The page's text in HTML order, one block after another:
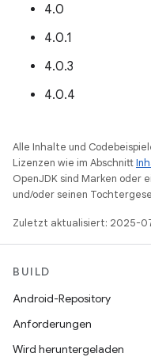
4.0
4.0.1
4.0.3
4.0.4
Alle Inhalte und
Lizenzen wie im Abschnitt
OpenJDK sind Marken oder
und/oder seinen
Zuletzt aktualisiert: 2025-
BUILD
Android-Repository
Anforderungen
Wird heruntergeladen